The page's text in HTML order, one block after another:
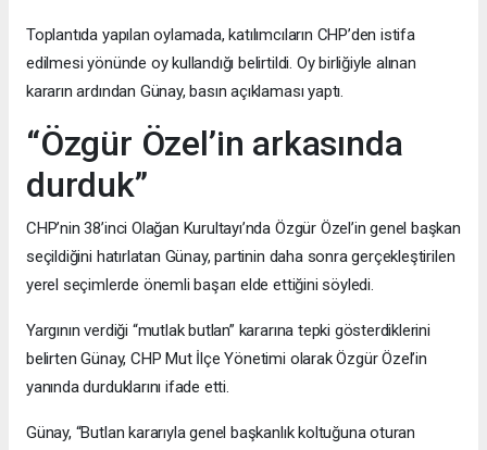
Toplantıda yapılan oylamada, katılımcıların CHP’den istifa
edilmesi yönünde oy kullandığı belirtildi. Oy birliğiyle alınan
kararın ardından Günay, basın açıklaması yaptı.
“Özgür Özel’in arkasında
durduk”
CHP’nin 38’inci Olağan Kurultayı’nda Özgür Özel’in genel başkan
seçildiğini hatırlatan Günay, partinin daha sonra gerçekleştirilen
yerel seçimlerde önemli başarı elde ettiğini söyledi.
Yargının verdiği “mutlak butlan” kararına tepki gösterdiklerini
belirten Günay, CHP Mut İlçe Yönetimi olarak Özgür Özel’in
yanında durduklarını ifade etti.
Günay, “Butlan kararıyla genel başkanlık koltuğuna oturan